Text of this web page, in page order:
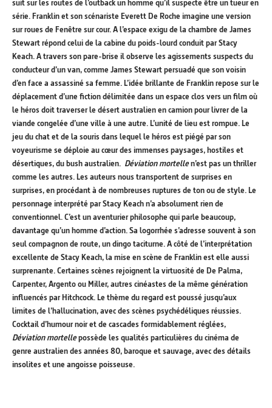
suit sur les routes de l’outback un homme qu’il suspecte être un tueur en
série. Franklin et son scénariste Everett De Roche imagine une version
sur roues de Fenêtre sur cour. A l’espace exigu de la chambre de James
Stewart répond celui de la cabine du poids-lourd conduit par Stacy
Keach. A travers son pare-brise il observe les agissements suspects du
conducteur d’un van, comme James Stewart persuadé que son voisin
d’en face a assassiné sa femme. L’idée brillante de Franklin repose sur le
déplacement d’une fiction délimitée dans un espace clos vers un film où
le héros doit traverser le désert australien en camion pour livrer de la
viande congelée d’une ville à une autre. L’unité de lieu est rompue. Le
jeu du chat et de la souris dans lequel le héros est piégé par son
voyeurisme se déploie au cœur des immenses paysages, hostiles et
désertiques, du bush australien. Déviation mortellen’est pas un thriller
comme les autres. Les auteurs nous transportent de surprises en
surprises, en procédant à de nombreuses ruptures de ton ou de style. Le
personnage interprété par Stacy Keach n’a absolument rien de
conventionnel. C’est un aventurier philosophe qui parle beaucoup,
davantage qu’un homme d’action. Sa logorrhée s’adresse souvent à son
seul compagnon de route, un dingo taciturne. A côté de l’interprétation
excellente de Stacy Keach, la mise en scène de Franklin est elle aussi
surprenante. Certaines scènes rejoignent la virtuosité de De Palma,
Carpenter, Argento ou Miller, autres cinéastes de la même génération
influencés par Hitchcock. Le thème du regard est poussé jusqu’aux
limites de l’hallucination, avec des scènes psychédéliques réussies.
Cocktail d’humour noir et de cascades formidablement réglées,
Déviation mortellepossède les qualités particulières du cinéma de
genre australien des années 80, baroque et sauvage, avec des détails
insolites et une angoisse poisseuse.